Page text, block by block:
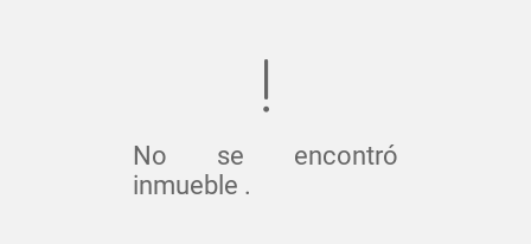
No se encontró
inmueble .